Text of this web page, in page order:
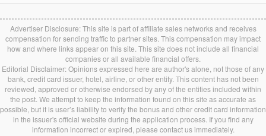
Advertiser Disclosure: This site is part of affiliate sales networks and receives
compensation for sending traffic to partner sites. This compensation may impact
how and where links appear on this site. This site does not include all financial
companies or all available financial offers.
Editorial Disclaimer: Opinions expressed here are author's alone, not those of any
bank, credit card issuer, hotel, airline, or other entity. This content has not been
reviewed, approved or otherwise endorsed by any of the entities included within
the post. We attempt to keep the information found on this site as accurate as
possible, but it is user’s liability to verify the bonus and other credit card information
in the issuer's official website during the application process. If you find any
information incorrect or expired, please contact us immediately.